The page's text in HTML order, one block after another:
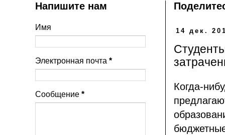
14 дек.
Когда-
Напишите нам
Имя
Электронная почта *
Сообщение *